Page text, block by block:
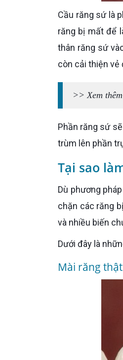
Cầu răng sứ là phương pháp phục hình răng được thực hiện bằng cách mài ít nhất 2 chiếc răng kề cạnh
răng bị mất để
thân răng sứ
còn cải thiện vẻ
>> Xem
Phần răng sứ sẽ đảm nhiệm vai trò thay thế răng bị mất và 2 răng sứ còn lại đóng vai trò như “chiếc nón”
trùm lên phần
Tại sao
Dù phương pháp lắp cầu răng sứ có những ưu điểm như có thể phục hồi khả năng ăn nhai cơ bản, ngăn
chặn các răng
và nhiều biến
Dưới đây là
Mài răng